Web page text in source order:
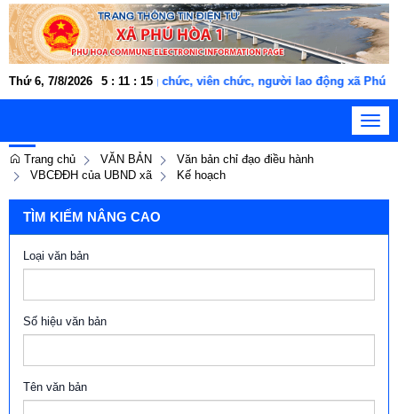
Thứ 6, 7/8/2026 5 : 11 : 16
Cán bộ, công chức, viên chức, người lao động xã Phú Hòa 1
Trang chủ
VĂN BẢN
Văn bản chỉ đạo điều hành
VBCĐĐH của UBND xã
Kế hoạch
TÌM KIẾM NÂNG CAO
Loại văn bản
Số hiệu văn bản
Tên văn bản